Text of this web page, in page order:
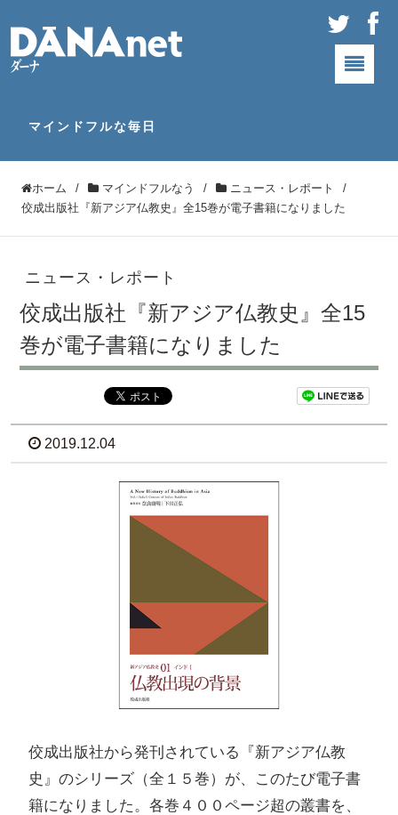
マインドフルな毎日
ホーム / マインドフルなう / ニュース・レポート
/
佼成出版社『新アジア仏教史』全15巻が電子書籍になりました
ニュース・レポート
佼成出版社『新アジア仏教史』全15
巻が電子書籍になりました
2019.12.04
佼成出版社から発刊されている『新アジア仏教
史』のシリーズ（全１５巻）が、このたび電子書
籍になりました。各巻４００ページ超の叢書を、